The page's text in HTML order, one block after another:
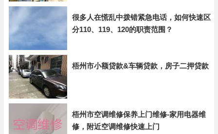
很多人在慌乱中拨错紧急电话，如何快速区
分110、119、120的职责范围？
梧州市小额贷款&车辆贷款，房子二押贷款
梧州市空调维修保养上门维修-家用电器维
修，附近空调维修快速上门